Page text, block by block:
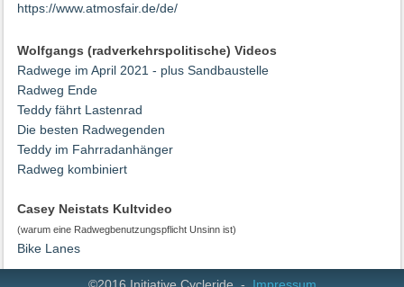
https://www.atmosfair.de/de/
Wolfgangs (radverkehrspolitische) Videos
Radwege im April 2021 - plus Sandbaustelle
Radweg Ende
Teddy fährt Lastenrad
Die besten Radwegenden
Teddy im Fahrradanhänger
Radweg kombiniert
Casey Neistats Kultvideo
(warum eine Radwegbenutzungspflicht Unsinn ist)
Bike Lanes